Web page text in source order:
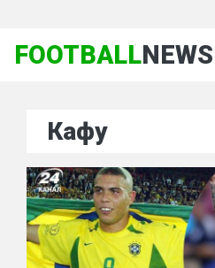
FOOTBALLNEWS
Кафу